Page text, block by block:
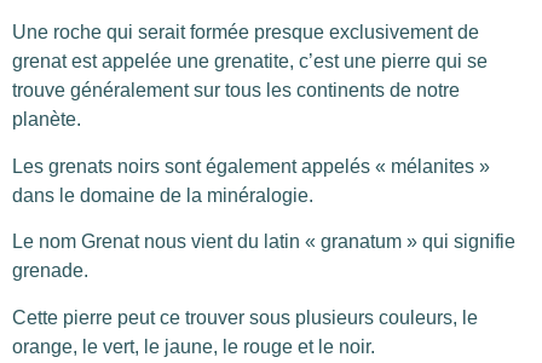
Une roche qui serait formée presque exclusivement de
grenat est appelée une grenatite, c’est une pierre qui se
trouve généralement sur tous les continents de notre
planète.
Les grenats noirs sont également appelés « mélanites »
dans le domaine de la minéralogie.
Le nom Grenat nous vient du latin « granatum » qui signifie
grenade.
Cette pierre peut ce trouver sous plusieurs couleurs, le
orange, le vert, le jaune, le rouge et le noir.